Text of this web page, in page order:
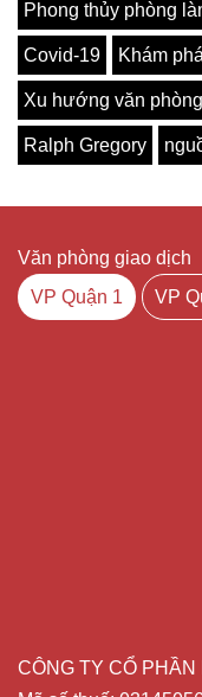
Phong thủy phòng
Covid-19 Khám
Xu hướng văn
Ralph Gregory
Văn phòng giao dịch
VP Quận 1
VP
CÔNG TY CỔ